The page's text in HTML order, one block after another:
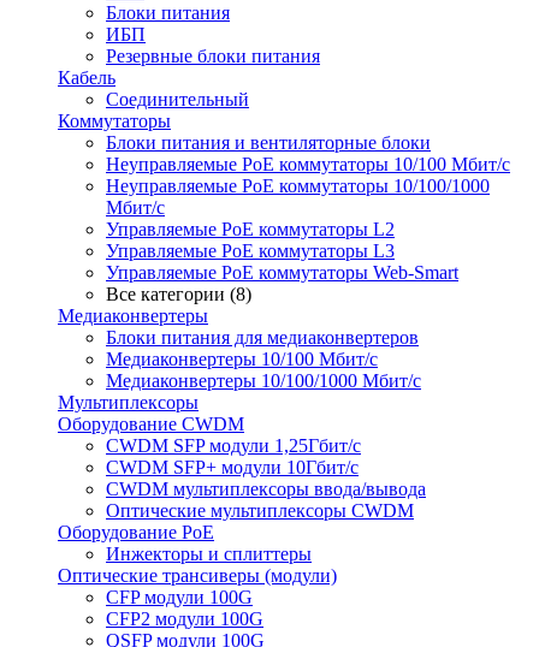
Блоки питания
ИБП
Резервные блоки питания
Кабель
Соединительный
Коммутаторы
Блоки питания и вентиляторные блоки
Неуправляемые PoE коммутаторы 10/100 Мбит/с
Неуправляемые PoE коммутаторы 10/100/1000
Мбит/с
Управляемые PoE коммутаторы L2
Управляемые PoE коммутаторы L3
Управляемые PoE коммутаторы Web-Smart
Все категории (8)
Медиаконвертеры
Блоки питания для медиаконвертеров
Медиаконвертеры 10/100 Мбит/с
Медиаконвертеры 10/100/1000 Мбит/c
Мультиплексоры
Оборудование CWDM
CWDM SFP модули 1,25Гбит/с
CWDM SFP+ модули 10Гбит/с
CWDM мультиплексоры ввода/вывода
Оптические мультиплексоры CWDM
Оборудование PoE
Инжекторы и сплиттеры
Оптические трансиверы (модули)
CFP модули 100G
CFP2 модули 100G
QSFP модули 100G